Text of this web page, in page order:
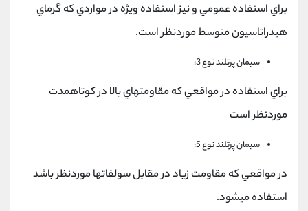
براي استفاده عمومي و نيز استفاده ويژه در مواردي كه گرماي
هيدراتاسيون متوسط موردنظر است.
سيمان پرتلند نوع 3:
براي استفاده در مواقعي كه مقاومتهاي بالا در كوتاهمدت
موردنظر است
سيمان پرتلند نوع 5:
در مواقعي كه مقاومت زياد در مقابل سولفاتها موردنظر باشد
استفاده ميشود.